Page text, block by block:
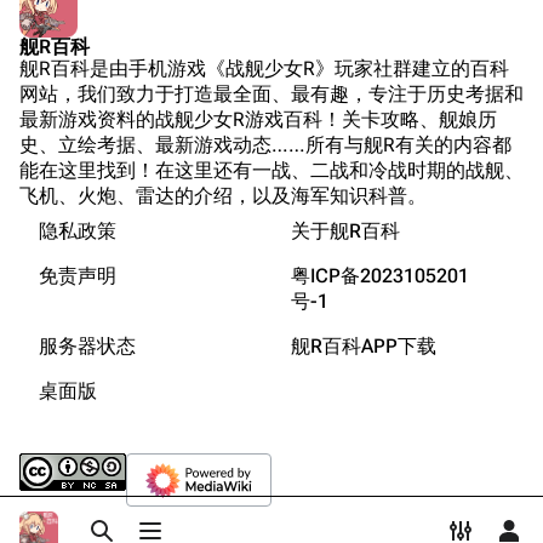
坛
Shipbucket像素战
舰
战舰计划1900-
1950
美国海军历史手册
平贺让数字档案馆
大英帝国战争博物
Naval History
JACAR
未登录用户的IP地址会在进行任意编辑后公开展示。
登录
清除缓存
链入页面
相关更改
可打印版
固定链接
Cargo数据
舰R百科
舰R百科是由手机游戏《战舰少女R》玩家社群建立的百科
网站，我们致力于打造最全面、最有趣，专注于历史考据和
最新游戏资料的战舰少女R游戏百科！关卡攻略、舰娘历
史、立绘考据、最新游戏动态……所有与舰R有关的内容都
能在这里找到！在这里还有一战、二战和冷战时期的战舰、
飞机、火炮、雷达的介绍，以及海军知识科普。
隐私政策
关于舰R百科
免责声明
粤ICP备2023105201
号-1
服务器状态
舰R百科APP下载
桌面版